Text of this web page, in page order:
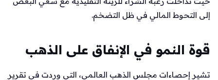
إلى التحوط المالي في ظل التضخم.
قوة النمو في الإنفاق على الذهب
تشير إحصاءات مجلس الذهب العالمي، التي وردت في تقرير